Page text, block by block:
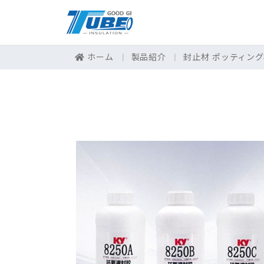
ホーム 製品紹介 封止材 ポッティン